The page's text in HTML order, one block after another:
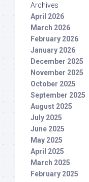
Archives
April 2026
March 2026
February 2026
January 2026
December 2025
November 2025
October 2025
September 2025
August 2025
July 2025
June 2025
May 2025
April 2025
March 2025
February 2025